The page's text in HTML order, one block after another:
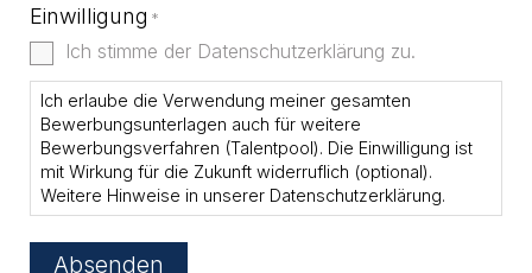
Einwilligung *
Ich stimme der Datenschutzerklärung zu.
Ich erlaube die Verwendung meiner gesamten
Bewerbungsunterlagen auch für weitere
Bewerbungsverfahren (Talentpool). Die Einwilligung ist
mit Wirkung für die Zukunft widerruflich (optional).
Weitere Hinweise in unserer Datenschutzerklärung.
Absenden